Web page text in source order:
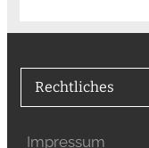
Rechtliches
Impressum